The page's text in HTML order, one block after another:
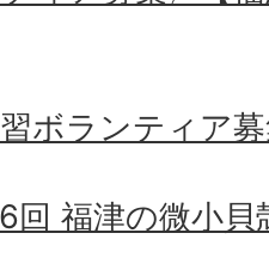
ボランティア
6回 福津の微小